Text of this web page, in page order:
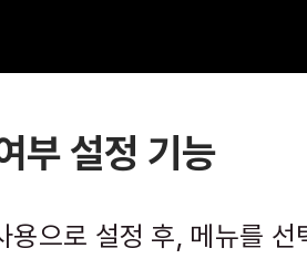
부 설정 기능
로 설정 후, 메뉴를 선